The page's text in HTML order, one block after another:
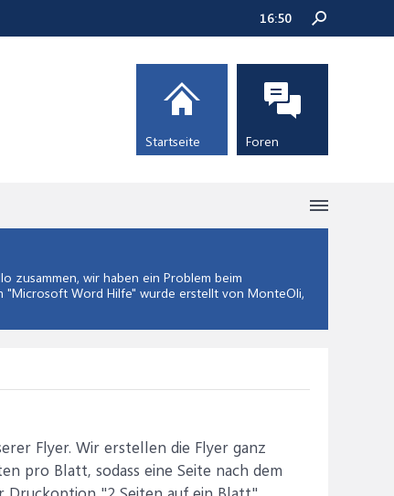
zusammen, wir haben ein Problem beim
"Microsoft Word Hilfe" wurde erstellt von MonteOli,
Flyer. Wir erstellen die Flyer ganz
pro Blatt, sodass eine Seite nach dem
16:50
Startseite Foren